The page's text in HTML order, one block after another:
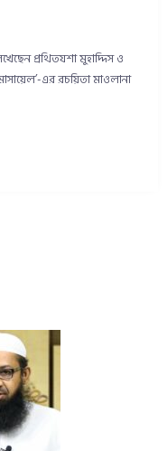
প্রথিতযশা মুহাদ্দিস ও
এর রচয়িতা মাওলানা